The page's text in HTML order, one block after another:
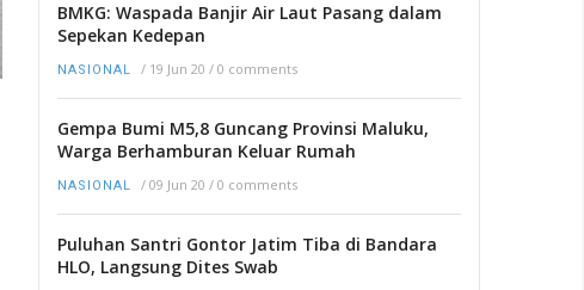
BMKG: Waspada Banjir Air Laut Pasang dalam
Sepekan Kedepan
NASIONAL / 19 Jun 20 / 0 comments
Gempa Bumi M5,8 Guncang Provinsi Maluku,
Warga Berhamburan Keluar Rumah
NASIONAL / 09 Jun 20 / 0 comments
Puluhan Santri Gontor Jatim Tiba di Bandara
HLO, Langsung Dites Swab